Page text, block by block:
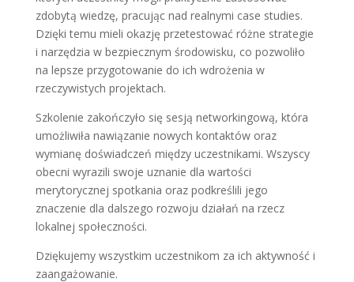
zdobytą wiedzę, pracując nad realnymi case studies.
Dzięki temu mieli okazję przetestować różne strategie
i narzędzia w bezpiecznym środowisku, co pozwoliło
na lepsze przygotowanie do ich wdrożenia w
rzeczywistych projektach.
Szkolenie zakończyło się sesją networkingową, która
umożliwiła nawiązanie nowych kontaktów oraz
wymianę doświadczeń między uczestnikami. Wszyscy
obecni wyrazili swoje uznanie dla wartości
merytorycznej spotkania oraz podkreślili jego
znaczenie dla dalszego rozwoju działań na rzecz
lokalnej społeczności.
Dziękujemy wszystkim uczestnikom za ich aktywność i
zaangażowanie.